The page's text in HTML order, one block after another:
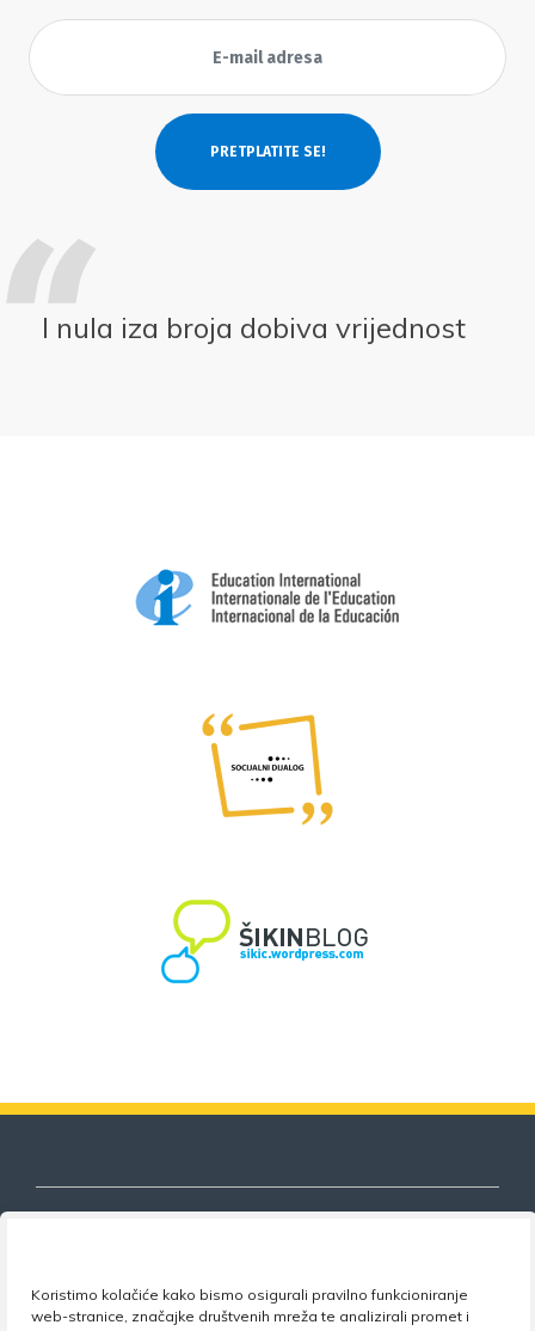
Koristimo kolačiće kako bismo osigurali pravilno funkcioniranje
web-stranice, značajke društvenih mreža te analizirali promet i
I nula iza broja dobiva vrijednost
Nezavisni sindikat znanosti i visokog
obrazovanja